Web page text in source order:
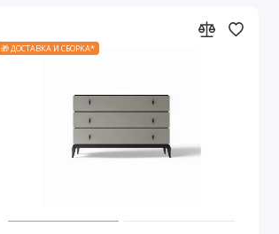
🎁 ДОСТАВКА И СБОРКА*